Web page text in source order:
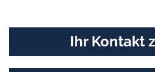
Ihr Kontakt